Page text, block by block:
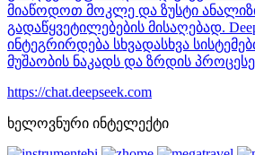
მიაწოდოთ მოკლე და ზუსტი
გადაწყვეტილებების მისაღებად.
ინტეგრირდება სხვადასხვა
მუშაობის ნაკადს და ზრდის
https://chat.deepseek.com
ხელოვნური ინტელექტი